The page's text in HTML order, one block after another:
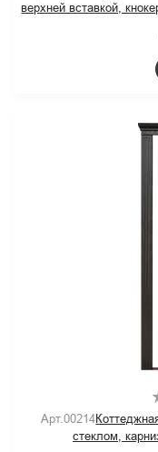
верхней вставкой,
Арт.00214
стеклом,